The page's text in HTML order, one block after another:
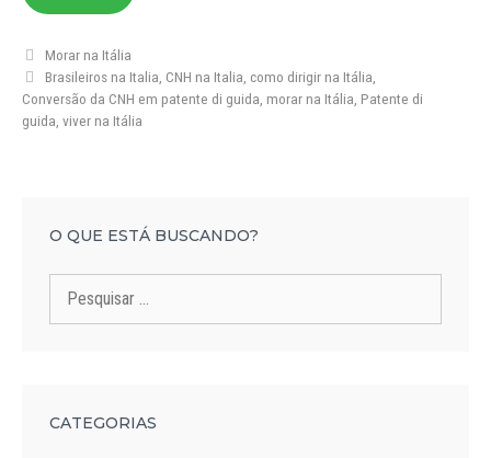
Categorias
Morar na Itália
Tags
Brasileiros na Italia CNH na Italia como dirigir na Itália
Conversão da CNH em patente di guida morar na Itália Patente di
guida viver na Itália
O QUE ESTÁ BUSCANDO?
CATEGORIAS